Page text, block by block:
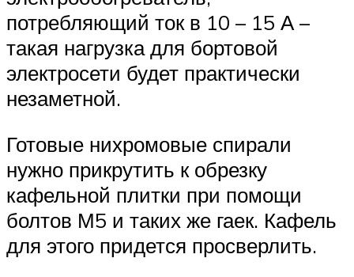
потребляющий ток в 10 – 15 А –
такая нагрузка для бортовой
электросети будет практически
незаметной.
Готовые нихромовые спирали
нужно прикрутить к обрезку
кафельной плитки при помощи
болтов М5 и таких же гаек. Кафель
для этого придется просверлить.